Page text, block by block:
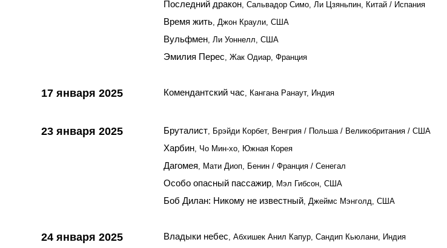
Последний дракон, Сальвадор Симо, Ли Цзяньпин, Китай / Испания
Время жить, Джон Краули, США
Вульфмен, Ли Уоннелл, США
Эмилия Перес, Жак Одиар, Франция
17 января 2025 Комендантский час, Кангана Ранаут, Индия
23 января 2025 Бруталист, Брэйди Корбет, Венгрия / Польша / Великобритания / США
Харбин, Чо Мин-хо, Южная Корея
Дагомея, Мати Диоп, Бенин / Франция / Сенегал
Особо опасный пассажир, Мэл Гибсон, США
Боб Дилан: Никому не известный, Джеймс Мэнголд, США
24 января 2025 Владыки небес, Абхишек Анил Капур, Сандип Кьюлани, Индия